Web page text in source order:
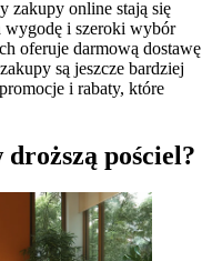
zakupy online stają się
wygodę i szeroki wybór
oferuje darmową dostawę
są jeszcze bardziej
i rabaty, które
pościel?